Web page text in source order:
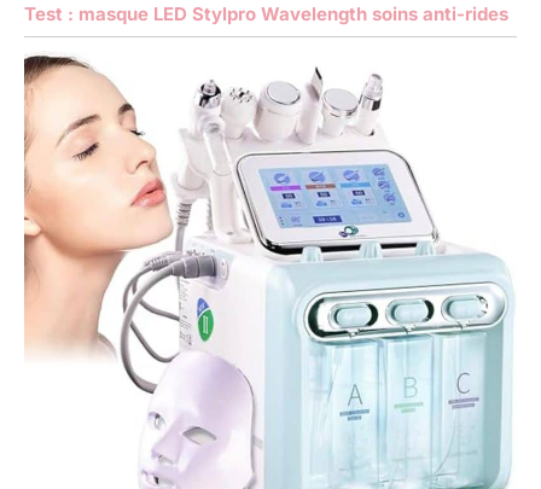
Test : masque LED Stylpro Wavelength soins anti-rides